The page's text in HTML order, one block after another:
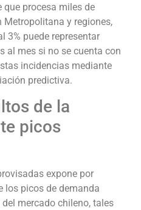
que procesa miles de
Metropolitana y regiones,
3% puede representar
al mes si no se cuenta con
incidencias mediante
predictiva.
de la
picos
expone por
los picos de demanda
mercado chileno, tales